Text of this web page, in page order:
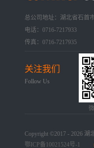
Copyright ©2017 - 2026 湖
鄂ICP备10021524号-1
总公司地址：湖北省石首
电话：0716-7217933
传真：0716-7217935
关注我们
Follow Us